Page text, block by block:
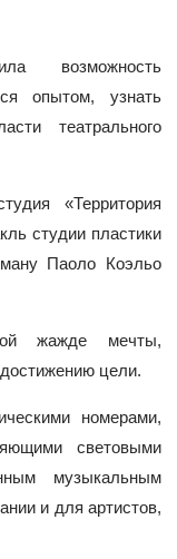
возможность
опытом, узнать
театрального
«Территория
студии пластики
Паоло Коэльо
жажде мечты,
цели.
номерами,
световыми
музыкальным
и для артистов,